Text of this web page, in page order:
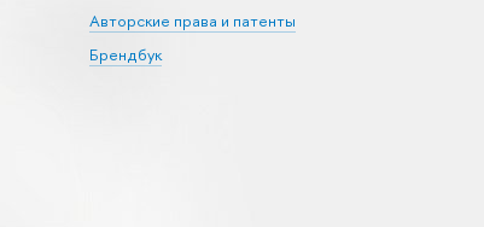
Авторские права и патенты
Брендбук